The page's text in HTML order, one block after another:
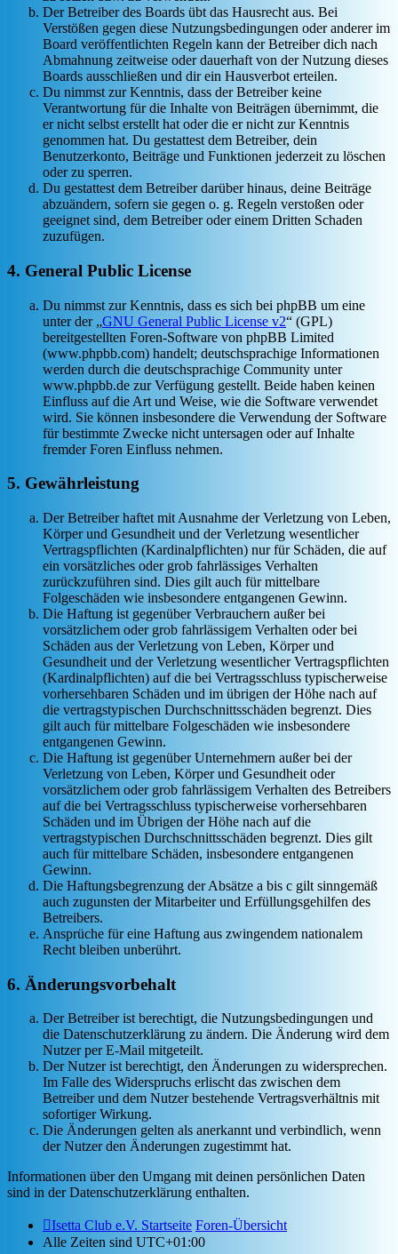
Der Betreiber des Boards übt das Hausrecht aus. Bei
Verstößen gegen diese Nutzungsbedingungen oder anderer im
Board veröffentlichten Regeln kann der Betreiber dich nach
Abmahnung zeitweise oder dauerhaft von der Nutzung dieses
Boards ausschließen und dir ein Hausverbot erteilen.
Du nimmst zur Kenntnis, dass der Betreiber keine
Verantwortung für die Inhalte von Beiträgen übernimmt, die
er nicht selbst erstellt hat oder die er nicht zur Kenntnis
genommen hat. Du gestattest dem Betreiber, dein
Benutzerkonto, Beiträge und Funktionen jederzeit zu löschen
oder zu sperren.
Du gestattest dem Betreiber darüber hinaus, deine Beiträge
abzuändern, sofern sie gegen o. g. Regeln verstoßen oder
geeignet sind, dem Betreiber oder einem Dritten Schaden
zuzufügen.
4. General Public License
Du nimmst zur Kenntnis, dass es sich bei phpBB um eine
unter der „GNU General Public License v2“ (GPL)
bereitgestellten Foren-Software von phpBB Limited
(www.phpbb.com) handelt; deutschsprachige Informationen
werden durch die deutschsprachige Community unter
www.phpbb.de zur Verfügung gestellt. Beide haben keinen
Einfluss auf die Art und Weise, wie die Software verwendet
wird. Sie können insbesondere die Verwendung der Software
für bestimmte Zwecke nicht untersagen oder auf Inhalte
fremder Foren Einfluss nehmen.
5. Gewährleistung
Der Betreiber haftet mit Ausnahme der Verletzung von Leben,
Körper und Gesundheit und der Verletzung wesentlicher
Vertragspflichten (Kardinalpflichten) nur für Schäden, die auf
ein vorsätzliches oder grob fahrlässiges Verhalten
zurückzuführen sind. Dies gilt auch für mittelbare
Folgeschäden wie insbesondere entgangenen Gewinn.
Die Haftung ist gegenüber Verbrauchern außer bei
vorsätzlichem oder grob fahrlässigem Verhalten oder bei
Schäden aus der Verletzung von Leben, Körper und
Gesundheit und der Verletzung wesentlicher Vertragspflichten
(Kardinalpflichten) auf die bei Vertragsschluss typischerweise
vorhersehbaren Schäden und im übrigen der Höhe nach auf
die vertragstypischen Durchschnittsschäden begrenzt. Dies
gilt auch für mittelbare Folgeschäden wie insbesondere
entgangenen Gewinn.
Die Haftung ist gegenüber Unternehmern außer bei der
Verletzung von Leben, Körper und Gesundheit oder
vorsätzlichem oder grob fahrlässigem Verhalten des Betreibers
auf die bei Vertragsschluss typischerweise vorhersehbaren
Schäden und im Übrigen der Höhe nach auf die
vertragstypischen Durchschnittsschäden begrenzt. Dies gilt
auch für mittelbare Schäden, insbesondere entgangenen
Gewinn.
Die Haftungsbegrenzung der Absätze a bis c gilt sinngemäß
auch zugunsten der Mitarbeiter und Erfüllungsgehilfen des
Betreibers.
Ansprüche für eine Haftung aus zwingendem nationalem
Recht bleiben unberührt.
6. Änderungsvorbehalt
Der Betreiber ist berechtigt, die Nutzungsbedingungen und
die Datenschutzerklärung zu ändern. Die Änderung wird dem
Nutzer per E-Mail mitgeteilt.
Der Nutzer ist berechtigt, den Änderungen zu widersprechen.
Im Falle des Widerspruchs erlischt das zwischen dem
Betreiber und dem Nutzer bestehende Vertragsverhältnis mit
sofortiger Wirkung.
Die Änderungen gelten als anerkannt und verbindlich, wenn
der Nutzer den Änderungen zugestimmt hat.
Informationen über den Umgang mit deinen persönlichen Daten
sind in der Datenschutzerklärung enthalten.
Isetta Club e.V. Startseite Foren-Übersicht
Alle Zeiten sind UTC+01:00